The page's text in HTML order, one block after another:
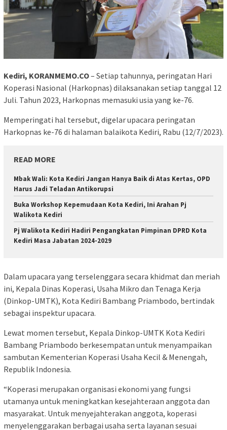
Kediri, KORANMEMO.CO– Setiap tahunnya, peringatan Hari
Koperasi Nasional (Harkopnas) dilaksanakan setiap tanggal 12
Juli. Tahun 2023, Harkopnas memasuki usia yang ke-76.
Memperingati hal tersebut, digelar upacara peringatan
Harkopnas ke-76 di halaman balaikota Kediri, Rabu (12/7/2023).
READ MORE
Mbak Wali: Kota Kediri Jangan Hanya Baik di Atas Kertas, OPD
Harus Jadi Teladan Antikorupsi
Buka Workshop Kepemudaan Kota Kediri, Ini Arahan Pj
Walikota Kediri
Pj Walikota Kediri Hadiri Pengangkatan Pimpinan DPRD Kota
Kediri Masa Jabatan 2024-2029
Dalam upacara yang terselenggara secara khidmat dan meriah
ini, Kepala Dinas Koperasi, Usaha Mikro dan Tenaga Kerja
(Dinkop-UMTK), Kota Kediri Bambang Priambodo, bertindak
sebagai inspektur upacara.
Lewat momen tersebut, Kepala Dinkop-UMTK Kota Kediri
Bambang Priambodo berkesempatan untuk menyampaikan
sambutan Kementerian Koperasi Usaha Kecil & Menengah,
Republik Indonesia.
“Koperasi merupakan organisasi ekonomi yang fungsi
utamanya untuk meningkatkan kesejahteraan anggota dan
masyarakat. Untuk menyejahterakan anggota, koperasi
menyelenggarakan berbagai usaha serta layanan sesuai